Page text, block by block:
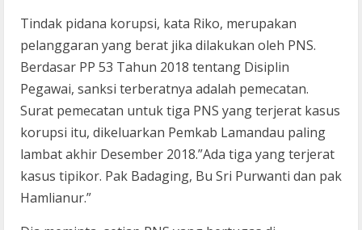
Tindak pidana korupsi, kata Riko, merupakan
pelanggaran yang berat jika dilakukan oleh PNS.
Berdasar PP 53 Tahun 2018 tentang Disiplin
Pegawai, sanksi terberatnya adalah pemecatan.
Surat pemecatan untuk tiga PNS yang terjerat kasus
korupsi itu, dikeluarkan Pemkab Lamandau paling
lambat akhir Desember 2018.”Ada tiga yang terjerat
kasus tipikor. Pak Badaging, Bu Sri Purwanti dan pak
Hamlianur.”